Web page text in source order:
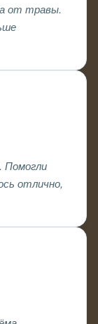
от травы.
Помогли
отлично,